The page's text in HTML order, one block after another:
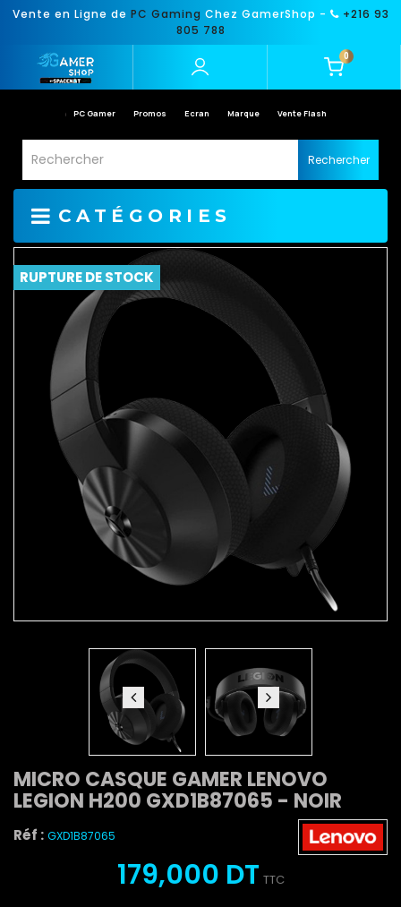
Vente en Ligne de PC Gaming Chez GamerShop -
+216 93
805 788
0
PC Gamer Promos Ecran Marque Vente Flash
Rechercher
CATÉGORIES
RUPTURE DE STOCK
MICRO CASQUE GAMER LENOVO
LEGION H200 GXD1B87065 - NOIR
Réf : GXD1B87065
179,000 DT TTC